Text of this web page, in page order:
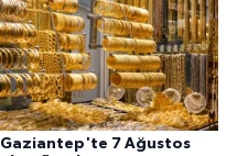
Gaziantep'te 7 Ağustos